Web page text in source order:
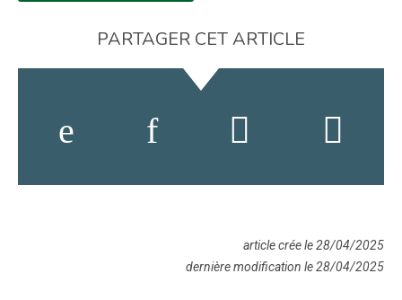
PARTAGER CET ARTICLE
article crée le 28/04/2025
dernière modification le 28/04/2025